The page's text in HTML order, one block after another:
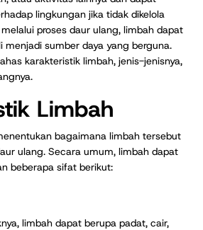
lingkungan jika tidak dikelola
proses daur ulang, limbah dapat
menjadi sumber daya yang berguna.
karakteristik limbah, jenis-jenisnya,
Limbah
bagaimana limbah tersebut
ulang. Secara umum, limbah dapat
beberapa sifat berikut:
limbah dapat berupa padat, cair,